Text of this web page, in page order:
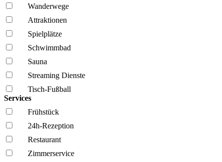
Wanderwege
Attraktionen
Spielplätze
Schwimmbad
Sauna
Streaming Dienste
Tisch-Fußball
Services
Frühstück
24h-Rezeption
Restaurant
Zimmerservice